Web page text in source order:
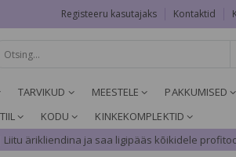
Registeeru kasutajaks Kontaktid
TARVIKUD MEESTELE PAKKUMISED
KODU
KINKEKOMPLEKTID
ärikliendina ja saa ligipääs kõikidele